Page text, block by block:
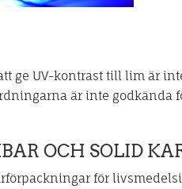
ge UV-kontrast till lim är
är inte godkända
OCH SOLID
för